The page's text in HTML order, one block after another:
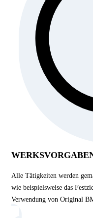
Alle Tätigkeiten werden
wie beispielsweise das
Verwendung von Original